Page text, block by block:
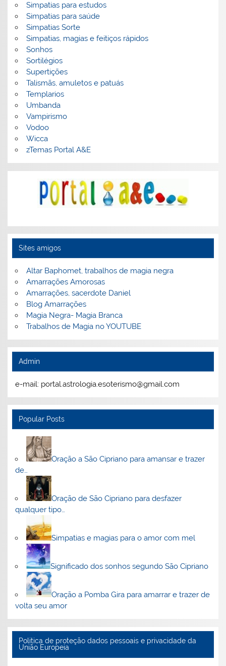
Simpatias para estudos
Simpatias para saúde
Simpatias Sorte
Simpatias, magias e feitiços rápidos
Sonhos
Sortilégios
Supertições
Talismãs, amuletos e patuás
Templarios
Umbanda
Vampirismo
Vodoo
Wicca
zTemas Portal A&E
Sites amigos
Altar Baphomet, trabalhos de magia negra
Amarrações Amorosas
Amarrações, sacerdote Daniel
Blog Amarrações
Magia Negra- Magia Branca
Trabalhos de Magia no YOUTUBE
Admin
e-mail: portal.astrologia.esoterismo@gmail.com
Popular Posts
Oração a São Cipriano para amansar e trazer
de…
Oração de São Cipriano para desfazer
qualquer tipo…
Simpatias e magias para o amor com mel
Significado dos sonhos segundo São Cipriano
Oração a Pomba Gira para amarrar e trazer de
volta seu amor
Politica de proteção dados pessoais e privacidade da
União Europeia